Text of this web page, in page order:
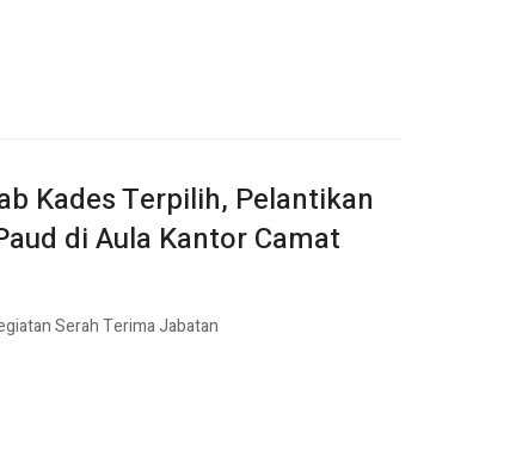
Kades Terpilih, Pelantikan
di Aula Kantor Camat
Serah Terima Jabatan